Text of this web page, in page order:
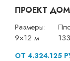
ПРОЕКТ
Размеры:
9×12 м
ОТ 4.324.125